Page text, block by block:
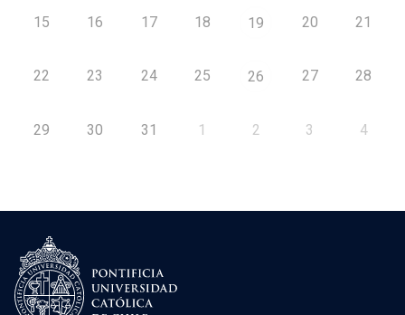
15 16 17 18 19 20 21
22 23 24 25 26 27 28
29 30 31 1 2 3 4